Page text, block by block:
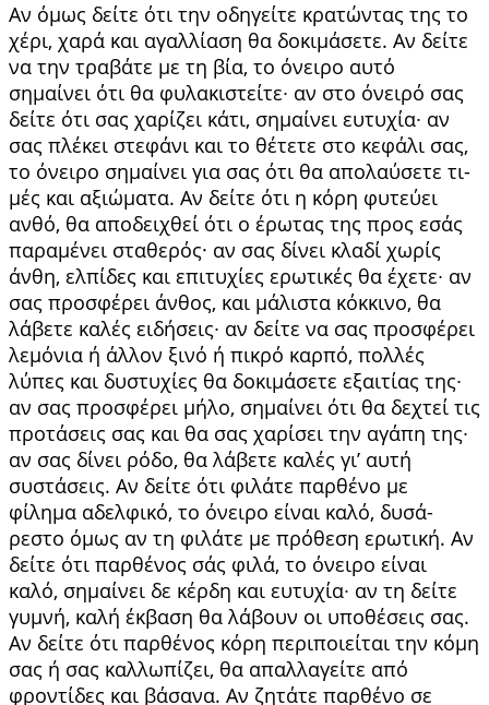
Αν όμως δείτε ότι την οδηγείτε κρατώντας της το
χέρι, χαρά και αγαλλίαση θα δοκιμάσετε. Αν δείτε
να την τραβάτε με τη βία, το όνειρο αυτό
σημαίνει ότι θα φυλακιστείτε∙ αν στο όνειρό σας
δείτε ότι σας χαρίζει κάτι, σημαίνει ευτυχία∙ αν
σας πλέκει στεφάνι και το θέτετε στο κεφάλι σας,
το όνειρο σημαίνει για σας ότι θα απολαύσετε τι­
μές και αξιώματα. Αν δείτε ότι η κόρη φυτεύει
ανθό, θα αποδειχθεί ότι ο έρωτας της προς εσάς
παραμένει σταθερός· αν σας δίνει κλαδί χωρίς
άνθη, ελπίδες και επιτυχίες ερωτικές θα έχετε∙ αν
σας προσφέρει άνθος, και μάλιστα κόκκινο, θα
λάβετε καλές ειδήσεις∙ αν δείτε να σας προ­σφέρει
λεμόνια ή άλλον ξινό ή πικρό καρπό, πολ­λές
λύπες και δυστυχίες θα δοκιμάσετε εξαιτίας της∙
αν σας προσφέρει μήλο, σημαίνει ότι θα δε­χτεί τις
προτάσεις σας και θα σας χαρίσει την αγάπη της∙
αν σας δίνει ρόδο, θα λάβετε καλές γι’ αυτή
συστάσεις. Αν δείτε ότι φιλάτε παρθένο με
φίλημα αδελφικό, το όνειρο είναι καλό, δυσά­
ρεστο όμως αν τη φιλάτε με πρόθεση ερωτική. Αν
δείτε ότι παρθένος σάς φιλά, το όνειρο είναι
καλό, σημαίνει δε κέρδη και ευτυχία∙ αν τη δείτε
γυ­μνή, καλή έκβαση θα λάβουν οι υποθέσεις σας.
Αν δείτε ότι παρθένος κόρη περιποιείται την κόμη
σας ή σας καλλωπίζει, θα απαλλαγείτε από
φροντί­δες και βάσανα. Αν ζητάτε παρθένο σε